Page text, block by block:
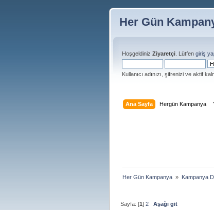
Her Gün
Hoşgeldiniz Ziyaretçi . Lütfen giriş
Kullanıcı adınızı, şifrenizi ve aktif
Ana Sayfa Hergün Kampanya
Her Gün Kampanya » Kampanya
Sayfa: [1]2 Aşağı git